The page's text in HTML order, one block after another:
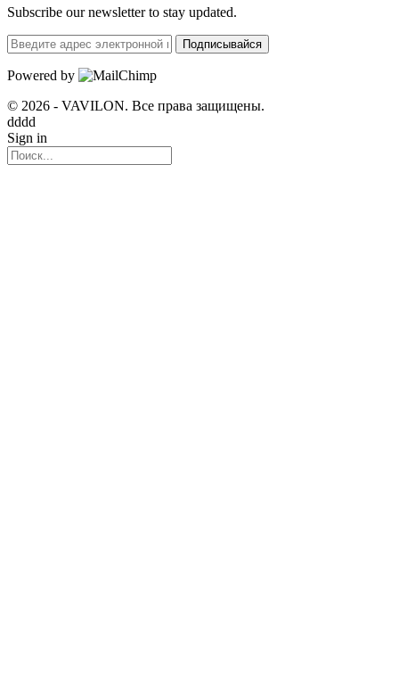
Subscribe our newsletter to stay updated.
Подписывайся
Powered by
© 2026 - VAVILON. Все права защищены.
dddd
Sign in